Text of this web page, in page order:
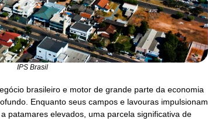
IPS Brasil
brasileiro e motor de grande parte da economia
Enquanto seus campos e lavouras impulsionam
patamares elevados, uma parcela significativa de